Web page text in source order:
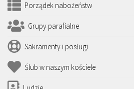
Porządek nabożeństw
Grupy parafialne
Sakramenty i posługi
Ślub w naszym kościele